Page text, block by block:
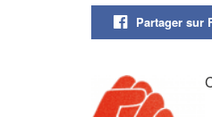
Partager sur